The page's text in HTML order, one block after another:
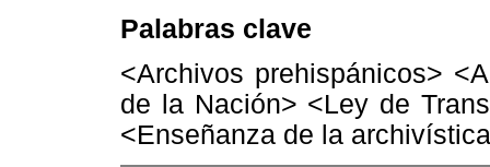
Palabras clave
<Archivos prehispánicos>
de la Nación> <Ley de
<Enseñanza de la